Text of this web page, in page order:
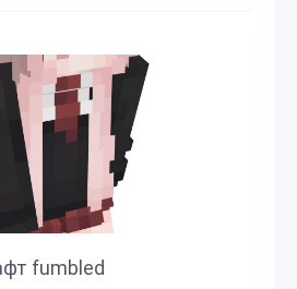
fumbled